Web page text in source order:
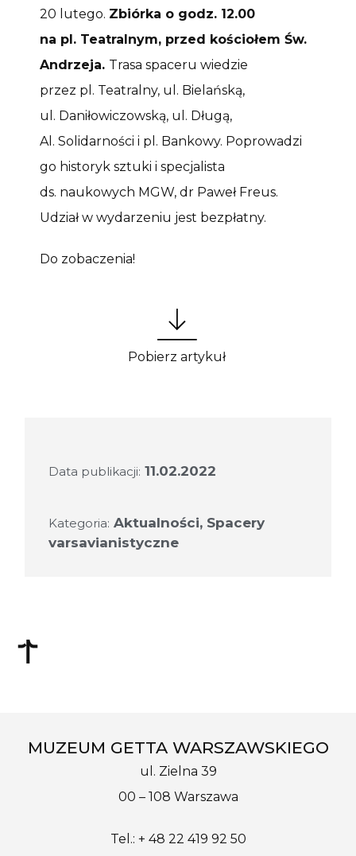
20 lutego. Zbiórka o godz. 12.00
na pl. Teatralnym, przed kościołem Św.
Andrzeja. Trasa spaceru wiedzie
przez pl. Teatralny, ul. Bielańską,
ul. Daniłowiczowską, ul. Długą,
Al. Solidarności i pl. Bankowy. Poprowadzi
go historyk sztuki i specjalista
ds. naukowych MGW, dr Paweł Freus.
Udział w wydarzeniu jest bezpłatny.
Do zobaczenia!
Pobierz artykuł
Data publikacji: 11.02.2022
Kategoria: Aktualności, Spacery
varsavianistyczne
MUZEUM GETTA WARSZAWSKIEGO
ul. Zielna 39
00 – 108 Warszawa
Tel.: + 48 22 419 92 50